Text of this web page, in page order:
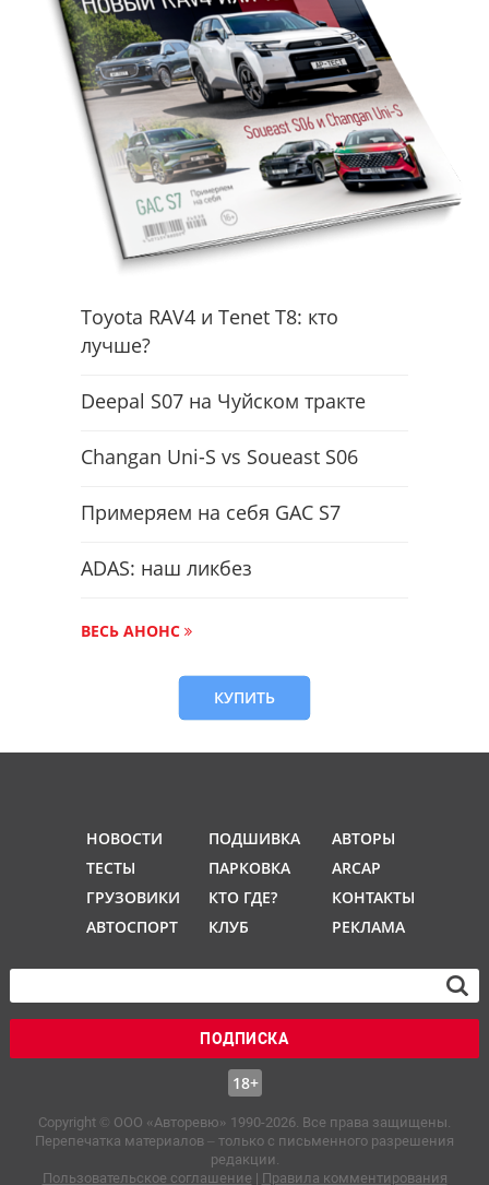
Toyota RAV4 и Tenet T8: кто
лучше?
Deepal S07 на Чуйском тракте
Changan Uni-S vs Soueast S06
Примеряем на себя GAC S7
ADAS: наш ликбез
ВЕСЬ АНОНС
КУПИТЬ
НОВОСТИ
ТЕСТЫ
ГРУЗОВИКИ
АВТОСПОРТ
ПОДШИВКА
ПАРКОВКА
КТО ГДЕ?
КЛУБ
АВТОРЫ
ARCAP
КОНТАКТЫ
РЕКЛАМА
ПОДПИСКА
18+
Copyright © OOO «Авторевю» 1990-2026. Все права защищены.
Перепечатка материалов – только с письменного разрешения
редакции.
Пользовательское соглашение | Правила комментирования